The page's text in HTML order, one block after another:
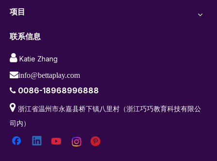
项目
联系信息
 Katie Zhang
info@bettaplay.com
 0086-18968996888
 浙江省温州市永嘉县桥下镇八里村（浙江巧巧教育科技有限公
司内）